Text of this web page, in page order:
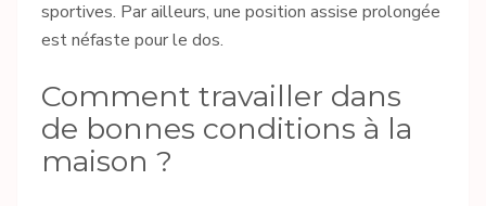
sportives. Par ailleurs, une position assise prolongée
est néfaste pour le dos.
Comment travailler dans
de bonnes conditions à la
maison ?